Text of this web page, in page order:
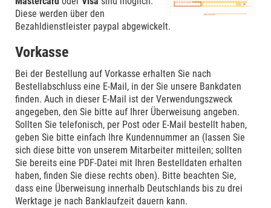
Diese werden über den
Bezahldienstleister paypal abgewickelt.
Vorkasse
Bei der Bestellung auf Vorkasse erhalten Sie nach
Bestellabschluss eine E-Mail, in der Sie unsere Bankdaten
finden. Auch in dieser E-Mail ist der Verwendungszweck
angegeben, den Sie bitte auf Ihrer Überweisung angeben.
Sollten Sie telefonisch, per Post oder E-Mail bestellt haben,
geben Sie bitte einfach Ihre Kundennummer an (lassen Sie
sich diese bitte von unserem Mitarbeiter mitteilen; sollten
Sie bereits eine PDF-Datei mit Ihren Bestelldaten erhalten
haben, finden Sie diese rechts oben). Bitte beachten Sie,
dass eine Überweisung innerhalb Deutschlands bis zu drei
Werktage je nach Banklaufzeit dauern kann.